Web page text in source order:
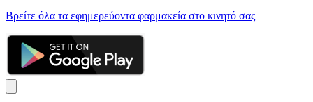
Βρείτε όλα τα εφημερεύοντα φαρμακεία στο κινητό σας